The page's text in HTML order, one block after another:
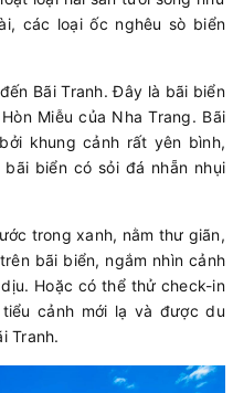
các loại ốc nghêu sò biển
Bãi Tranh. Đây là bãi biển
Miễu của Nha Trang. Bãi
khung cảnh rất yên bình,
biển có sỏi đá nhẵn nhụi
trong xanh, nằm thư giãn,
bãi biển, ngắm nhìn cảnh
Hoặc có thể thử check-in
cảnh mới lạ và được du
Tranh.